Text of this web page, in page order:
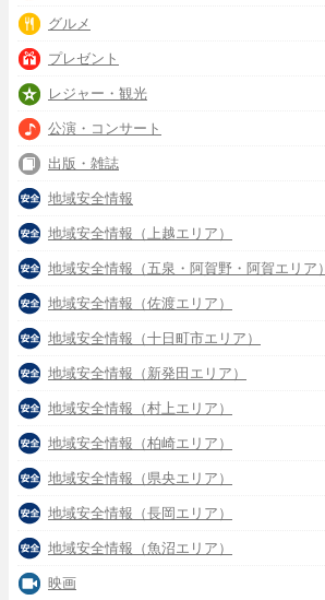
グルメ
プレゼント
レジャー・観光
公演・コンサート
出版・雑誌
地域安全情報
地域安全情報（上越エリア）
地域安全情報（五泉・阿賀野・阿賀エリア）
地域安全情報（佐渡エリア）
地域安全情報（十日町市エリア）
地域安全情報（新発田エリア）
地域安全情報（村上エリア）
地域安全情報（柏崎エリア）
地域安全情報（県央エリア）
地域安全情報（長岡エリア）
地域安全情報（魚沼エリア）
映画